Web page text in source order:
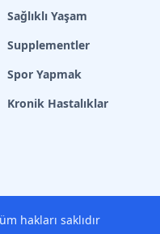
Sağlıklı Yaşam
Supplementler
Spor Yapmak
Kronik Hastalıklar
hakları saklıdır